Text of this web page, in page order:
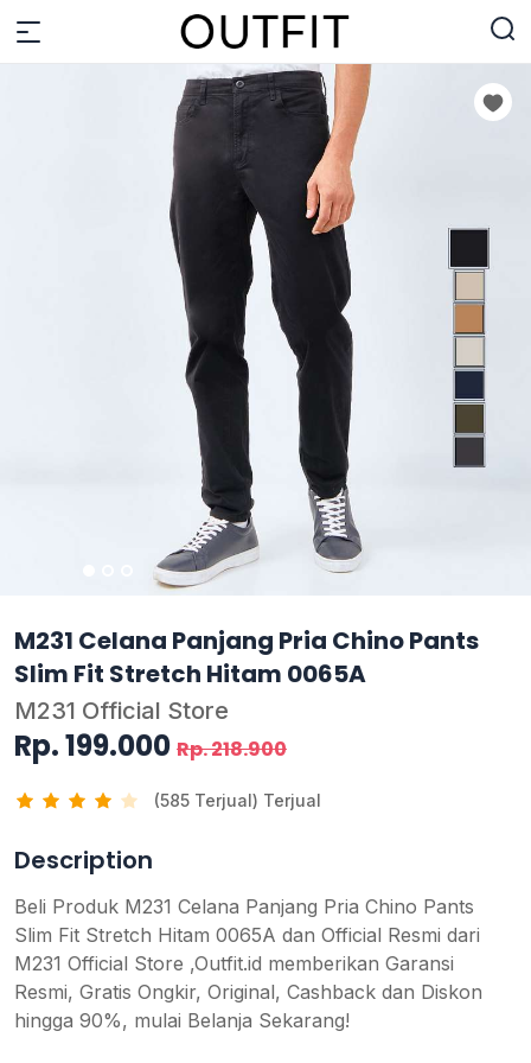
M231 Celana Panjang Pria Chino Pants
Slim Fit Stretch Hitam 0065A
M231 Official Store
Rp. 199.000 Rp. 218.900
(585 Terjual) Terjual
Description
Beli Produk M231 Celana Panjang Pria Chino Pants
Slim Fit Stretch Hitam 0065A dan Official Resmi dari
M231 Official Store ,Outfit.id memberikan Garansi
Resmi, Gratis Ongkir, Original, Cashback dan Diskon
hingga 90%, mulai Belanja Sekarang!